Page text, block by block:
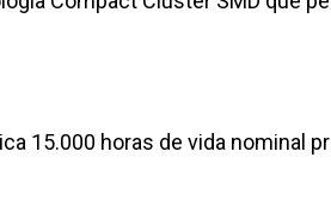
15.000 horas de vida nominal